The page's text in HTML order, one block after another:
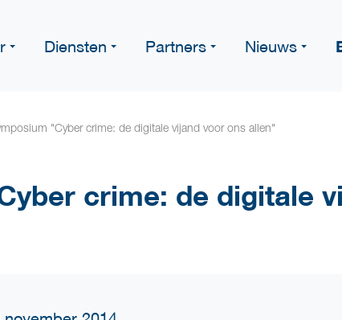
Diensten Partners Nieuws
"Cyber crime: de digitale vijand voor ons allen"
crime: de digitale